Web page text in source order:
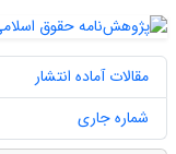
مقالات آماده انتشار
شماره جاری